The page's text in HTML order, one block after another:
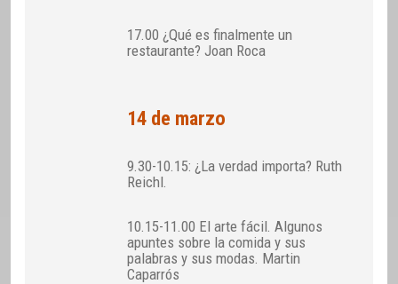
17.00 ¿Qué es finalmente un
restaurante? Joan Roca
14 de marzo
9.30-10.15: ¿La verdad importa? Ruth
Reichl.
10.15-11.00 El arte fácil. Algunos
apuntes sobre la comida y sus
palabras y sus modas. Martin
Caparrós